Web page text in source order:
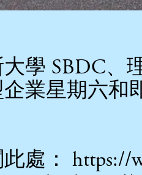
學 SBDC、
業星期六和
處 ： https://